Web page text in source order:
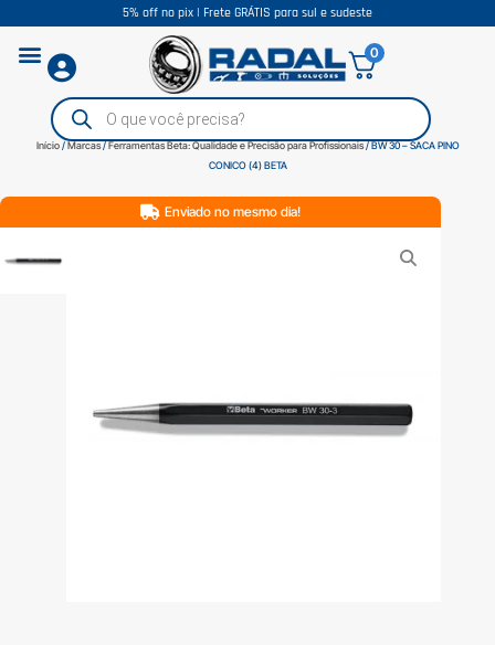
5% off no pix | Frete GRÁTIS para sul e sudeste
0
Início/Marcas/Ferramentas Beta: Qualidade e Precisão para Profissionais/ BW 30 – SACA PINO
CONICO (4) BETA
Enviado no mesmo dia!